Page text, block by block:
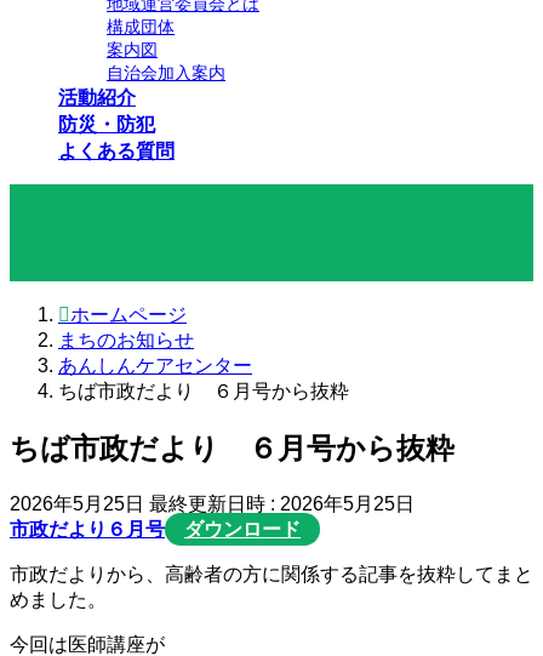
構成団体
案内図
自治会加入案内
活動紹介
防災・防犯
よくある質問
ホームページ
まちのお知らせ
あんしんケアセンター
ちば市政だより ６月号から抜粋
ちば市政だより ６月号から抜粋
2026年5月25日 最終更新日時 : 2026年5月25日
市政だより６月号
ダウンロード
市政だよりから、高齢者の方に関係する記事を抜粋してまと
めました。
今回は医師講座が